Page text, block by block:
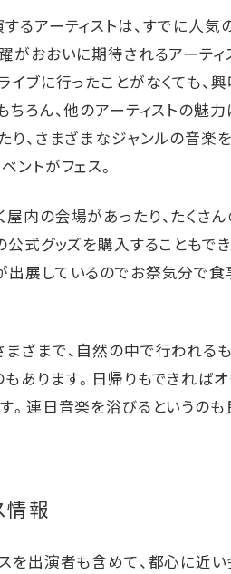
るアーティストは、すでに人気
がおおいに期待されるアーティ
イブに行ったことがなくても、
ちろん、他のアーティストの魅
り、さまざまなジャンルの音楽
ントがフェス。
内の会場があったり、たくさん
公式グッズを購入することもで
出展しているのでお祭気分で
ざまで、自然の中で行われる
あります。日帰りもできれば
。連日音楽を浴びるというの
情報
を出演者も含めて、都心に近